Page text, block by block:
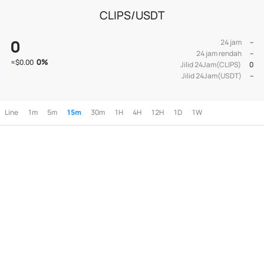
CLIPS/USDT
0
≈$0.00 0%
24 jam
--
24 jam rendah
--
Jilid 24Jam(CLIPS)
0
Jilid 24Jam(USDT)
--
Line 1m 5m 15m 30m 1H 4H 12H 1D 1W